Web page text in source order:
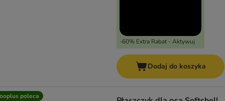
-60% Extra Rabat - Aktywuj
Dodaj do koszyka
poleca